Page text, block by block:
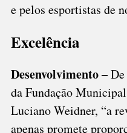
e pelos esportistas de
Excelência
Desenvolvimento –De
da Fundação
Luciano Weidner, “a
apenas promete